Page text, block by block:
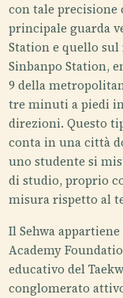
con tale precisione
principale guarda
Station e quello sul
Sinbanpo Station,
9 della
tre minuti a piedi
direzioni. Questo
conta in una città
uno studente si
di studio, proprio
misura rispetto al
Il Sehwa
Academy
educativo del
conglomerato